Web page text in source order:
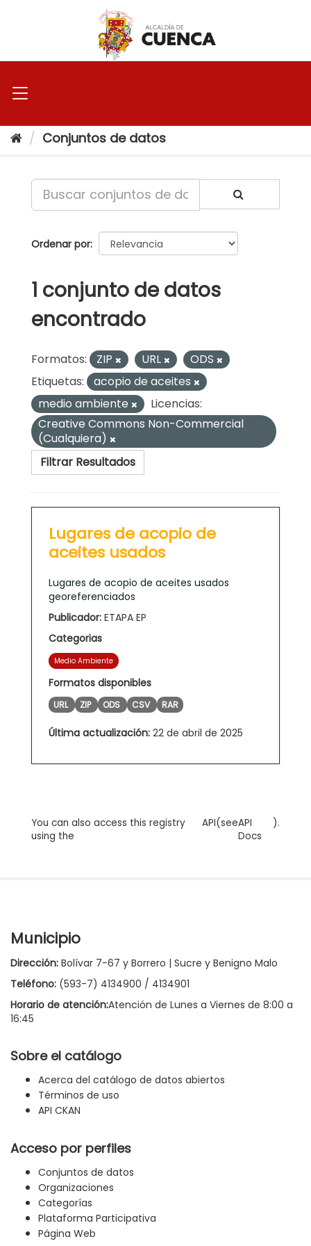
Conjuntos de datos
Ordenar por
1 conjunto de datos
encontrado
Formatos: ZIP URL
ODS
Etiquetas:
acopio de aceites
medio ambiente
Licencias:
Creative Commons Non-Commercial
(Cualquiera)
Filtrar Resultados
Lugares de acopio de
aceites usados
Lugares de acopio de aceites usados
georeferenciados
Publicador: ETAPA EP
Categorias
Medio Ambiente
Formatos disponibles
URL ZIP ODS CSV RAR
Última actualización: 22 de abril de 2025
You can also access this registry
using the
API(seeAPI
Docs
).
Municipio
Dirección: Bolívar 7-67 y Borrero | Sucre y Benigno Malo
Teléfono: (593-7) 4134900 / 4134901
Horario de atención:Atención de Lunes a Viernes de 8:00 a
16:45
Sobre el catálogo
Acerca del catálogo de datos abiertos
Términos de uso
API CKAN
Acceso por perfiles
Conjuntos de datos
Organizaciones
Categorías
Plataforma Participativa
Página Web